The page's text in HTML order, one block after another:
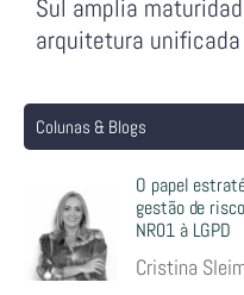
Sul amplia
arquitetura unificada
Colunas & Blogs
O papel
gestão de
NR01 à LGPD
Cristina